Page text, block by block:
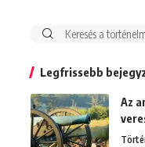
Search
Legfrissebb
Az